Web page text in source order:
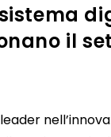
il
leader